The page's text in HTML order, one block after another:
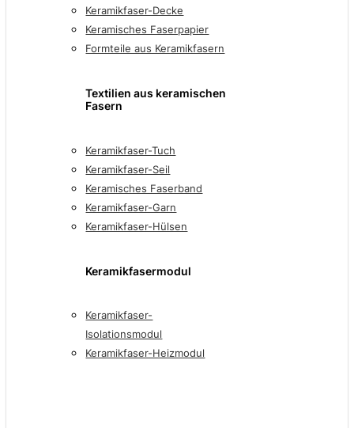
Keramikfaser-Decke
Keramisches Faserpapier
Formteile aus Keramikfasern
Textilien aus keramischen
Fasern
Keramikfaser-Tuch
Keramikfaser-Seil
Keramisches Faserband
Keramikfaser-Garn
Keramikfaser-Hülsen
Keramikfasermodul
Keramikfaser-
Isolationsmodul
Keramikfaser-Heizmodul